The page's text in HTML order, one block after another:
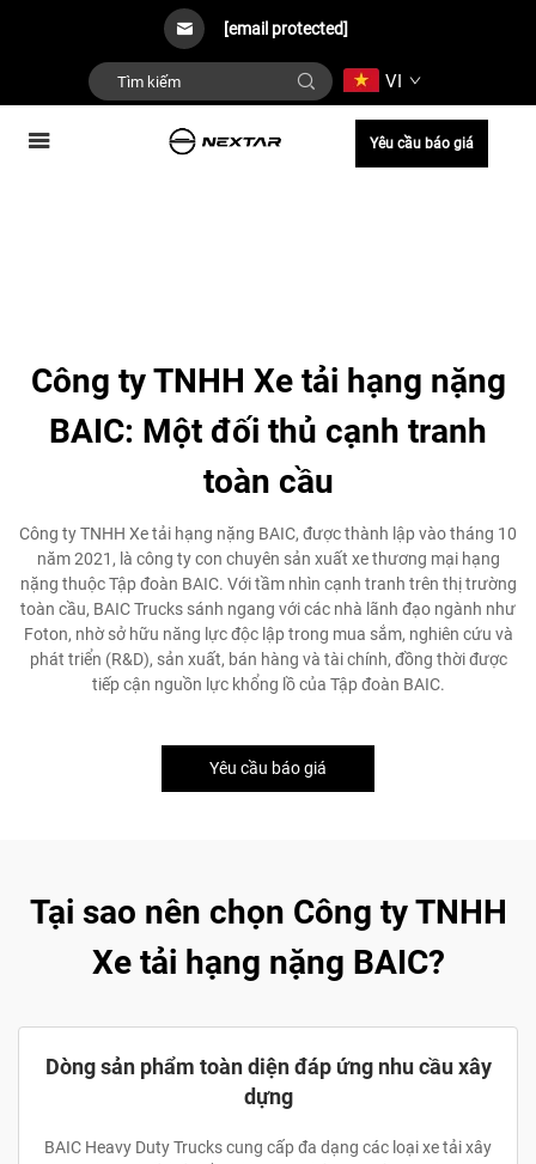
[email protected]
VI
Yêu cầu báo giá
Công ty TNHH Xe tải hạng nặng
BAIC: Một đối thủ cạnh tranh
toàn cầu
Công ty TNHH Xe tải hạng nặng BAIC, được thành lập vào tháng 10
năm 2021, là công ty con chuyên sản xuất xe thương mại hạng
nặng thuộc Tập đoàn BAIC. Với tầm nhìn cạnh tranh trên thị trường
toàn cầu, BAIC Trucks sánh ngang với các nhà lãnh đạo ngành như
Foton, nhờ sở hữu năng lực độc lập trong mua sắm, nghiên cứu và
phát triển (R&D), sản xuất, bán hàng và tài chính, đồng thời được
tiếp cận nguồn lực khổng lồ của Tập đoàn BAIC.
Yêu cầu báo giá
Tại sao nên chọn Công ty TNHH
Xe tải hạng nặng BAIC?
Dòng sản phẩm toàn diện đáp ứng nhu cầu xây
dựng
BAIC Heavy Duty Trucks cung cấp đa dạng các loại xe tải xây